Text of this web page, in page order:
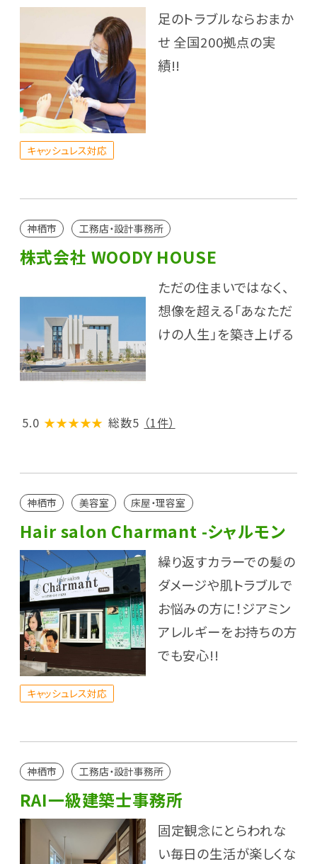
足のトラブルならおまか
せ 全国200拠点の実
績!!
キャッシュレス対応
神栖市 工務店・設計事務所
株式会社 WOODY HOUSE
ただの住まいではなく、
想像を超える「あなただ
けの人生」を築き上げる
5.0 ★★★★★ 総数5 （1件）
神栖市 美容室 床屋・理容室
Hair salon Charmant -シャルモン
繰り返すカラーでの髪の
ダメージや肌トラブルで
お悩みの方に！ジアミン
アレルギーをお持ちの方
でも安心!!
キャッシュレス対応
神栖市 工務店・設計事務所
RAI一級建築士事務所
固定観念にとらわれな
い毎日の生活が楽しくな